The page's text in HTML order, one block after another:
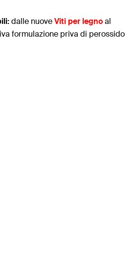
dalle nuoveViti per legnoal
formulazione priva di perossido